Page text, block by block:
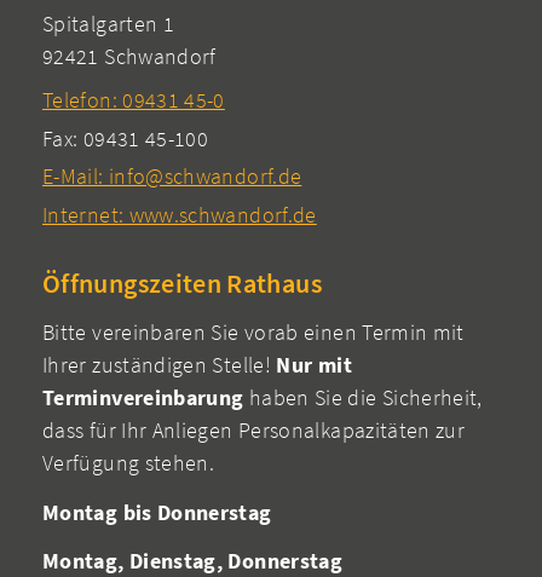
Spitalgarten 1
92421 Schwandorf
Telefon: 09431 45-0
Fax: 09431 45-100
E-Mail: info@schwandorf.de
Internet: www.schwandorf.de
Öffnungszeiten Rathaus
Bitte vereinbaren Sie vorab einen Termin mit
Ihrer zuständigen Stelle! Nur mit
Terminvereinbarung haben Sie die Sicherheit,
dass für Ihr Anliegen Personalkapazitäten zur
Verfügung stehen.
Montag bis Donnerstag
Montag, Dienstag, Donnerstag